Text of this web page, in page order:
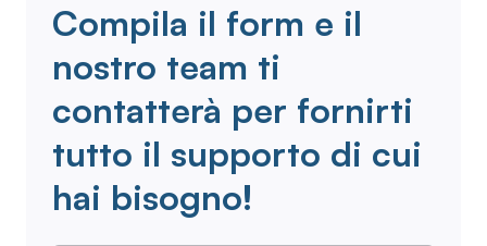
Compila il form e il
nostro team ti
contatterà per fornirti
tutto il supporto di cui
hai bisogno!